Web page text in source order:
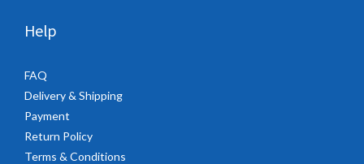
Help
FAQ
Delivery & Shipping
Payment
Return Policy
Terms & Conditions